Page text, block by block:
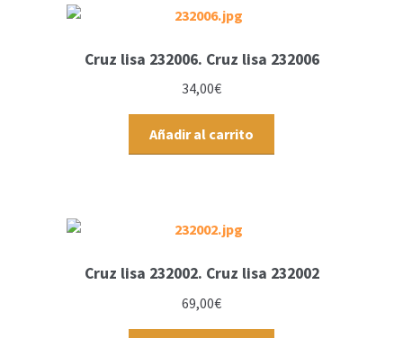
Cruz lisa 232006. Cruz lisa 232006
34,00€
Añadir al carrito
Cruz lisa 232002. Cruz lisa 232002
69,00€